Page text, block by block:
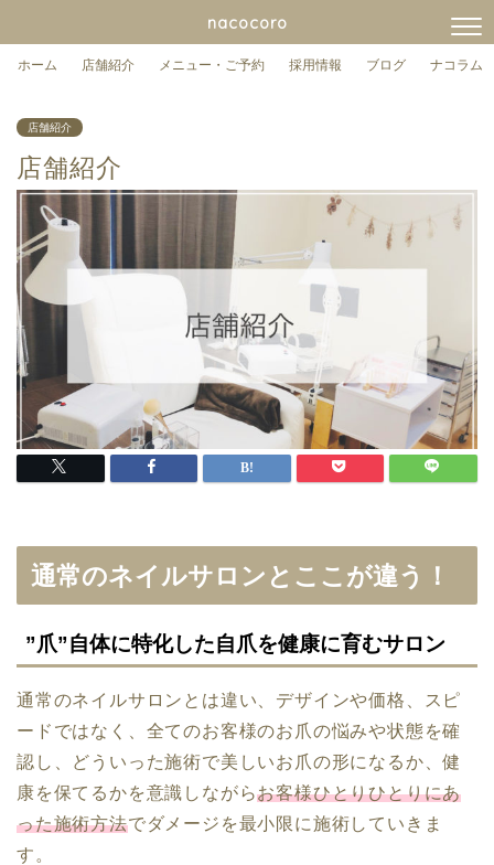
nacocoro
ホーム 店舗紹介 メニュー・ご予約 採用情報 ブログ ナコラム
店舗紹介
店舗紹介
通常のネイルサロンとここが違う！
”爪”自体に特化した自爪を健康に育むサロン
通常のネイルサロンとは違い、デザインや価格、スピ
ードではなく、全てのお客様のお爪の悩みや状態を確
認し、どういった施術で美しいお爪の形になるか、健
康を保てるかを意識しながらお客様ひとりひとりにあ
った施術方法でダメージを最小限に施術していきま
す。